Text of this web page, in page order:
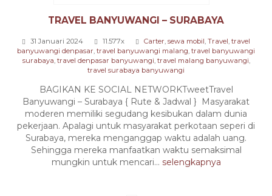
TRAVEL BANYUWANGI – SURABAYA
31 Januari 2024 11.577x Carter, sewa mobil, Travel, travel
banyuwangi denpasar, travel banyuwangi malang, travel banyuwangi
surabaya, travel denpasar banyuwangi, travel malang banyuwangi,
travel surabaya banyuwangi
BAGIKAN KE SOCIAL NETWORKTweetTravel
Banyuwangi – Surabaya { Rute & Jadwal } Masyarakat
moderen memiliki segudang kesibukan dalam dunia
pekerjaan. Apalagi untuk masyarakat perkotaan seperi di
Surabaya, mereka menganggap waktu adalah uang.
Sehingga mereka manfaatkan waktu semaksimal
mungkin untuk mencari... selengkapnya